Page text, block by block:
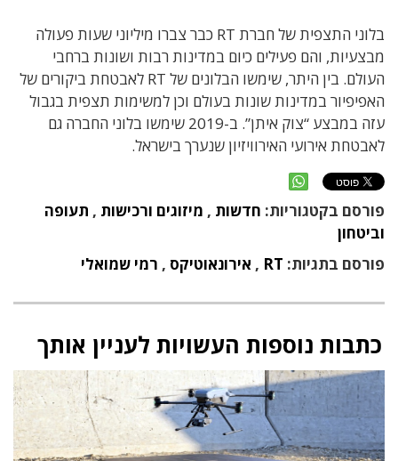
בלוני התצפית של חברת RT כבר צברו מיליוני שעות פעולה
מבצעיות, והם פעילים כיום במדינות רבות ושונות ברחבי
העולם. בין היתר, שימשו הבלונים של RT לאבטחת ביקורים של
האפיפיור במדינות שונות בעולם וכן למשימות תצפית בגבול
עזה במבצע “צוק איתן”. ב-2019 שימשו בלוני החברה גם
לאבטחת אירועי האירוויזיון שנערך בישראל.
פורסם בקטגוריות: חדשות , מיזוגים ורכישות , תעופה
וביטחון
פורסם בתגיות: RT
, אירונאוטיקס , רמי שמואלי
כתבות נוספות העשויות לעניין אותך